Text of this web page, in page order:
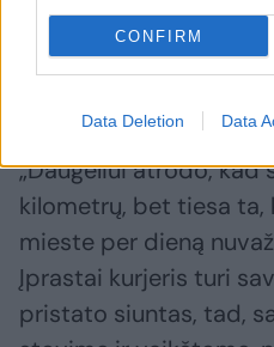
CONFIRM
Data Deletion Data
Paklaustas, ar tiesa,
nuvažiuoja gausybę
„Daugeliui atrodo, kad
kilometrų, bet tiesa
mieste per dieną
Įprastai kurjeris turi
pristato siuntas, tad,